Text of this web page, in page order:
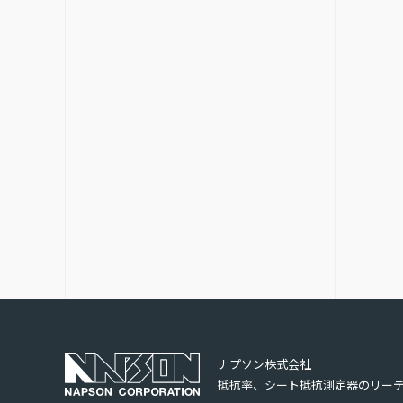
ナプソン株式会社
抵抗率、シート抵抗測定器の リー